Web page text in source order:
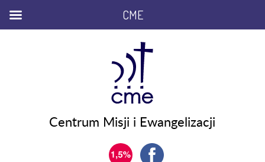
Centrum Misji i Ewangelizacji
CME